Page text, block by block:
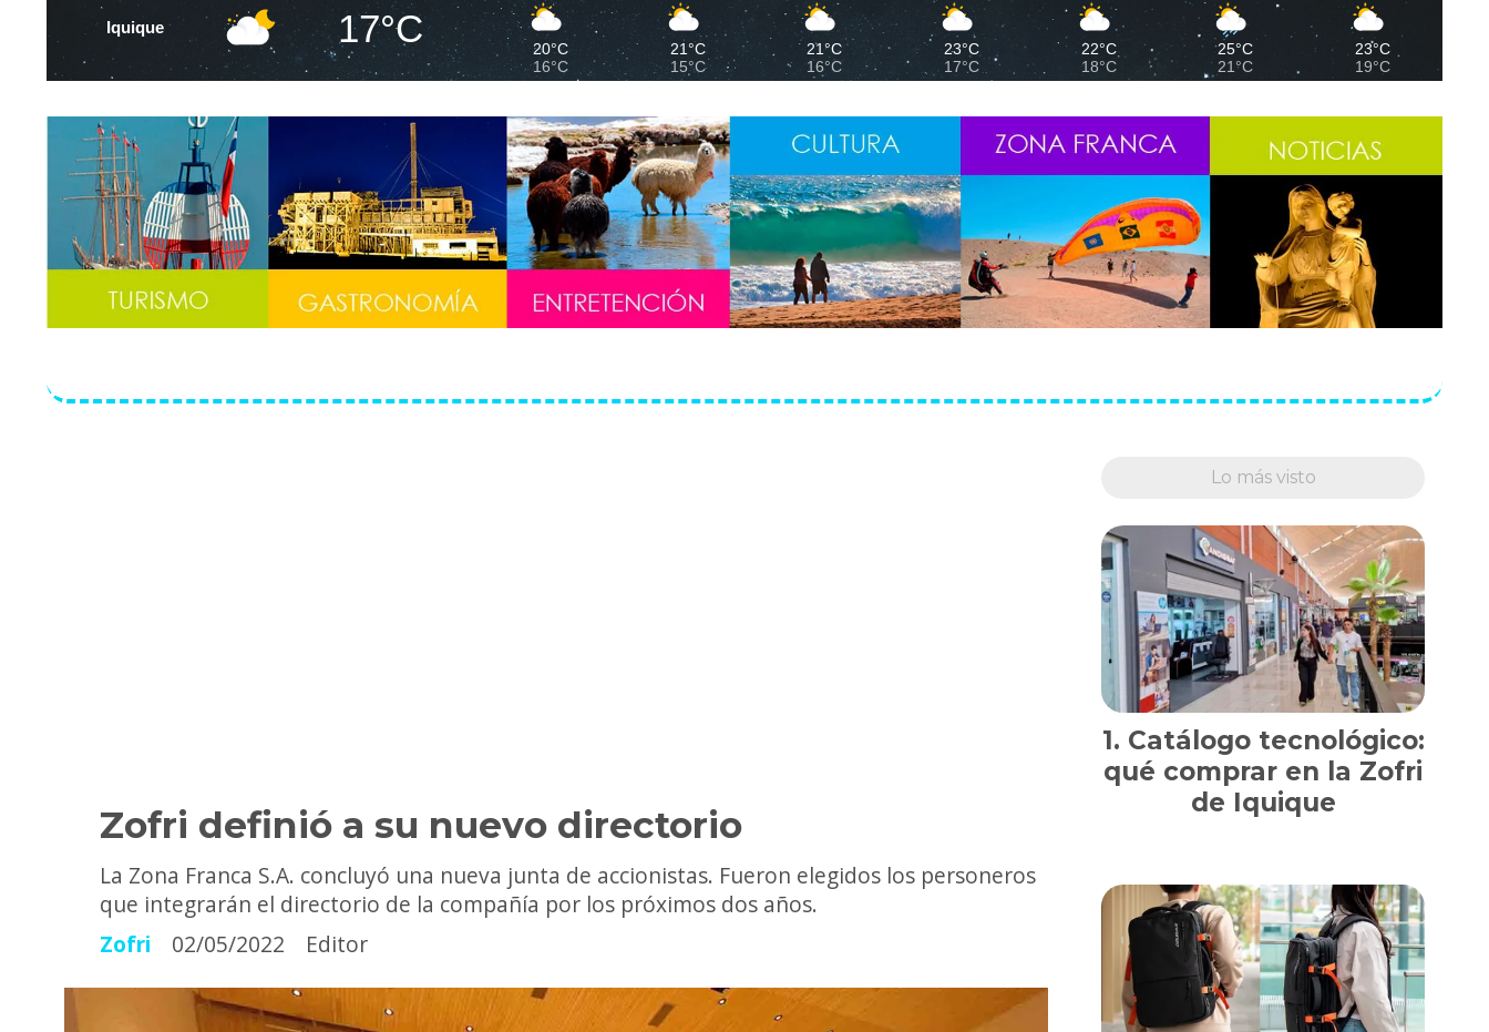
Iquique 17°C
20°C
16°C
21°C
15°C
21°C
16°C
23°C
17°C
22°C
18°C
25°C
21°C
23°C
19°C
Zofri definió a su nuevo directorio
La Zona Franca S.A. concluyó una nueva junta de accionistas. Fueron elegidos los personeros
que integrarán el directorio de la compañía por los próximos dos años.
Zofri
02/05/2022 Editor
Lo más visto
Catálogo tecnológico:
qué comprar en la Zofri
de Iquique